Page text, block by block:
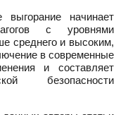
выгорание начинает
с уровнями
среднего и высоким,
в современные
и составляет
безопасности